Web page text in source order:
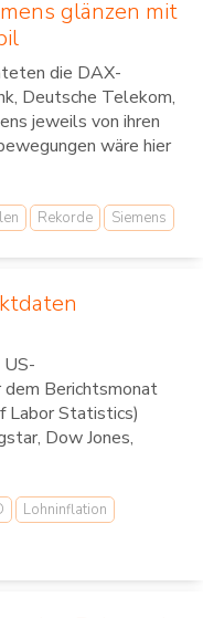
glänzen mit
die DAX-
Deutsche Telekom,
jeweils von ihren
wäre hier
Rekorde Siemens
US-
Berichtsmonat
Labor Statistics)
Dow Jones,
Lohninflation